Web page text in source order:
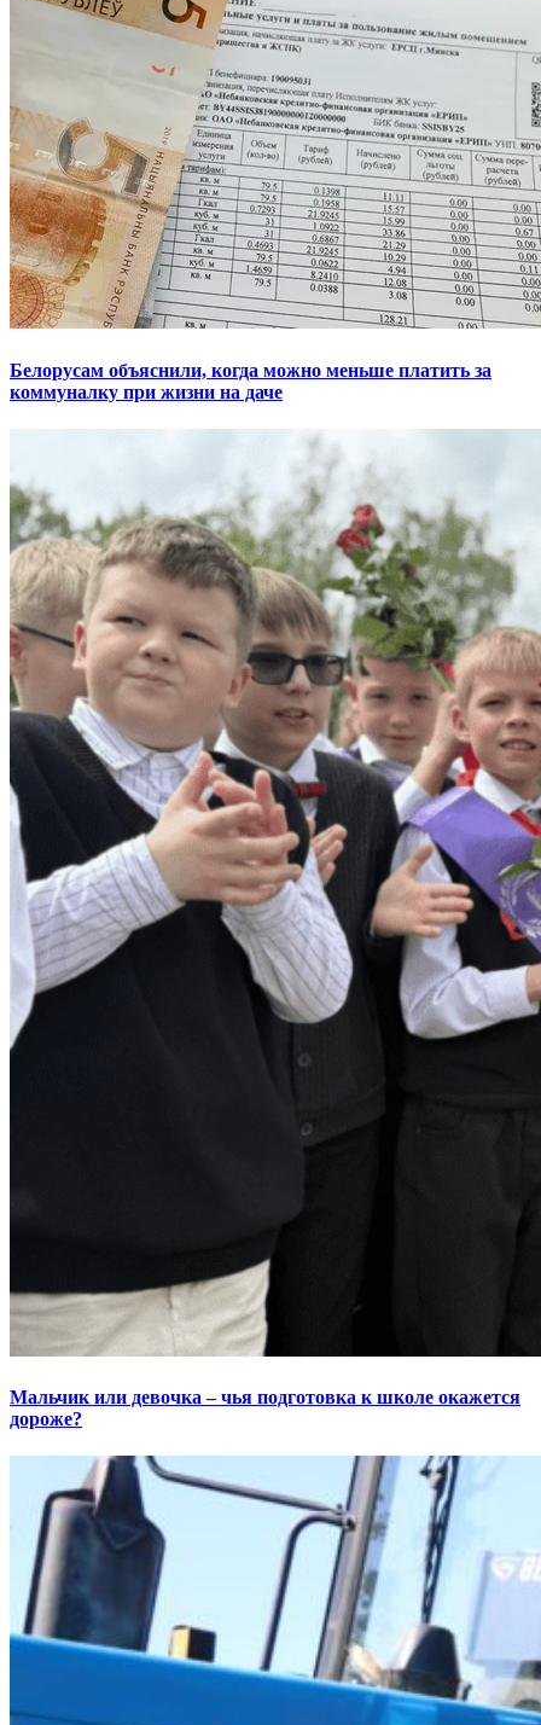
Белорусам объяснили, когда можно меньше платить за
коммуналку при жизни на даче
Мальчик или девочка – чья подготовка к школе окажется
дороже?